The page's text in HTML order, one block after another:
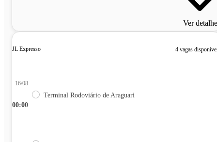
Ver
JL Expresso 4 vagas
00:00
16/08
Terminal Rodoviário de Araguari